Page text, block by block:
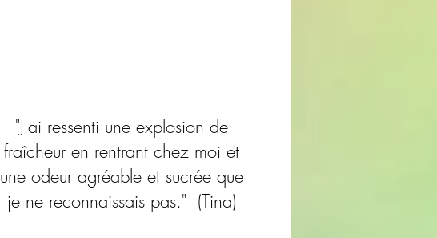
"J'ai ressenti une explosion de
fraîcheur en rentrant chez moi et
une odeur agréable et sucrée que
je ne reconnaissais pas." (Tina)